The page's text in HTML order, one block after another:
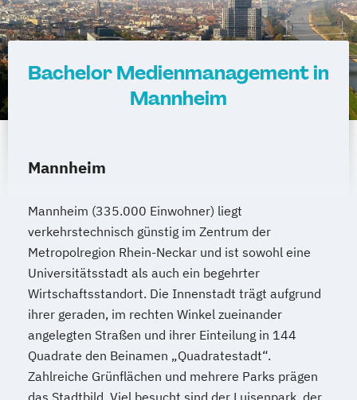
Bachelor Medienmanagement in
Mannheim
Mannheim
Mannheim (335.000 Einwohner) liegt
verkehrstechnisch günstig im Zentrum der
Metropolregion Rhein-Neckar und ist sowohl eine
Universitätsstadt als auch ein begehrter
Wirtschaftsstandort. Die Innenstadt trägt aufgrund
ihrer geraden, im rechten Winkel zueinander
angelegten Straßen und ihrer Einteilung in 144
Quadrate den Beinamen „Quadratestadt“.
Zahlreiche Grünflächen und mehrere Parks prägen
das Stadtbild. Viel besucht sind der Luisenpark, der